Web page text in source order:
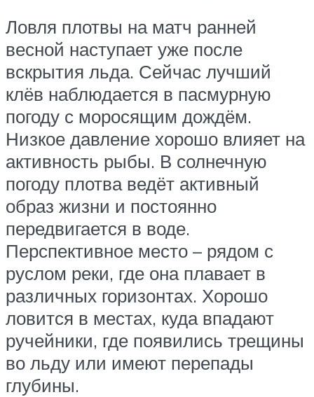
Ловля плотвы на матч ранней
весной наступает уже после
вскрытия льда. Сейчас лучший
клёв наблюдается в пасмурную
погоду с моросящим дождём.
Низкое давление хорошо влияет на
активность рыбы. В солнечную
погоду плотва ведёт активный
образ жизни и постоянно
передвигается в воде.
Перспективное место – рядом с
руслом реки, где она плавает в
различных горизонтах. Хорошо
ловится в местах, куда впадают
ручейники, где появились трещины
во льду или имеют перепады
глубины.